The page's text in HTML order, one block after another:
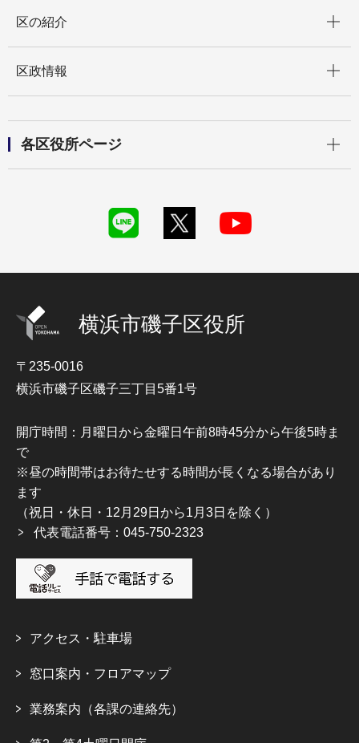
区の紹介
区政情報
各区役所ページ
横浜市磯子区役所
〒235-0016
横浜市磯子区磯子三丁目5番1号
開庁時間：月曜日から金曜日午前8時45分から午後5時ま
で
※昼の時間帯はお待たせする時間が長くなる場合があり
ます
（祝日・休日・12月29日から1月3日を除く）
代表電話番号：045-750-2323
アクセス・駐車場
窓口案内・フロアマップ
業務案内（各課の連絡先）